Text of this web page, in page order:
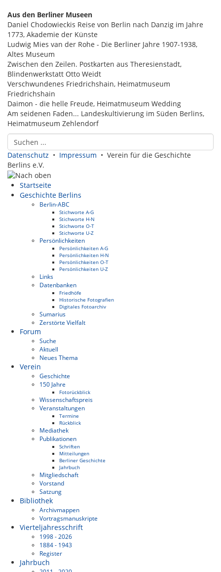
Aus den Berliner Museen
Daniel Chodowieckis Reise von Berlin nach Danzig im Jahre
1773, Akademie der Künste
Ludwig Mies van der Rohe - Die Berliner Jahre 1907-1938,
Altes Museum
Zwischen den Zeilen. Postkarten aus Theresienstadt,
Blindenwerkstatt Otto Weidt
Verschwundenes Friedrichshain, Heimatmuseum
Friedrichshain
Daimon - die helle Freude, Heimatmuseum Wedding
Am seidenen Faden... Landeskultivierung im Süden Berlins,
Heimatmuseum Zehlendorf
Datenschutz • Impressum • Verein für die Geschichte
Berlins e.V.
Startseite
Geschichte Berlins
Berlin-ABC
Stichworte A-G
Stichworte H-N
Stichworte O-T
Stichworte U-Z
Persönlichkeiten
Persönlichkeiten A-G
Persönlichkeiten H-N
Persönlichkeiten O-T
Persönlichkeiten U-Z
Links
Datenbanken
Friedhöfe
Historische Fotografien
Digitales Fotoarchiv
Sumarius
Zerstörte Vielfalt
Forum
Suche
Aktuell
Neues Thema
Verein
Geschichte
150 Jahre
Fotorückblick
Wissenschaftspreis
Veranstaltungen
Termine
Rückblick
Mediathek
Publikationen
Schriften
Mitteilungen
Berliner Geschichte
Jahrbuch
Mitgliedschaft
Vorstand
Satzung
Bibliothek
Archivmappen
Vortragsmanuskripte
Vierteljahresschrift
1998 - 2026
1884 - 1943
Register
Jahrbuch